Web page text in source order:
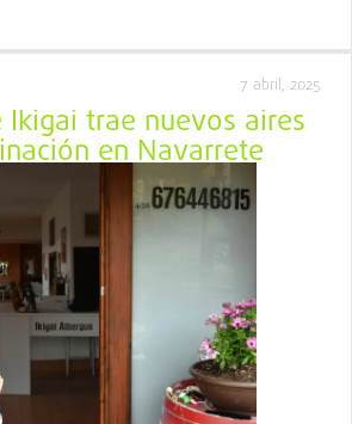
7 abril, 2025
Ikigai trae nuevos aires
en Navarrete